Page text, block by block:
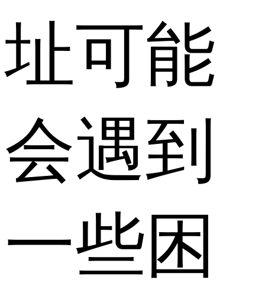
址可能
会遇到
一些困